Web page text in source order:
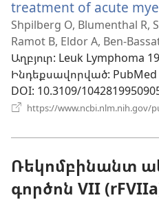
treatment of acute
Shpilberg O, Blumenthal R,
Ramot B, Eldor A, Ben-
Աղբյուր‎: Leuk Lymphoma
Ինդեքսավորված‎:
DOI‎: 10.3109/
https://www.ncbi.nlm.nih.gov/
Ռեկոմբինանտ
գործոն VII